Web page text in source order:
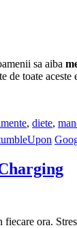
sa aiba
de toate
, diete,
ora.